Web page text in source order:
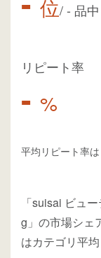
位/- 品中
リピート率
- %
平均リピート率は
「suisai ビュ
g」の市場シェ
はカテゴリ平均